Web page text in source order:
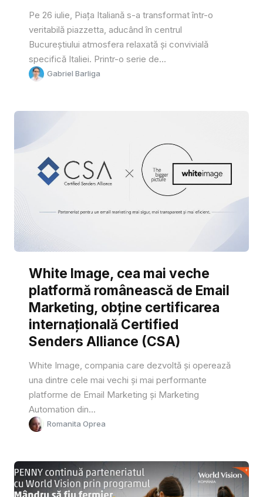
Pe 26 iulie, Piața Italiană s-a transformat într-o
veritabilă piazzetta, aducând în centrul
Bucureștiului atmosfera relaxată și convivială
specifică Italiei. Printr-o serie de...
Gabriel Barliga
White Image, cea mai veche
platformă românească de Email
Marketing, obține certificarea
internațională Certified
Senders Alliance (CSA)
White Image, compania care dezvoltă și operează
una dintre cele mai vechi și mai performante
platforme de Email Marketing și Marketing
Automation din...
Romanita Oprea